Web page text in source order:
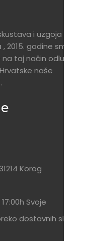
i uzgoja
godine smo
taj način odlučili
naše
Korog
Svoje
dostavnih službi